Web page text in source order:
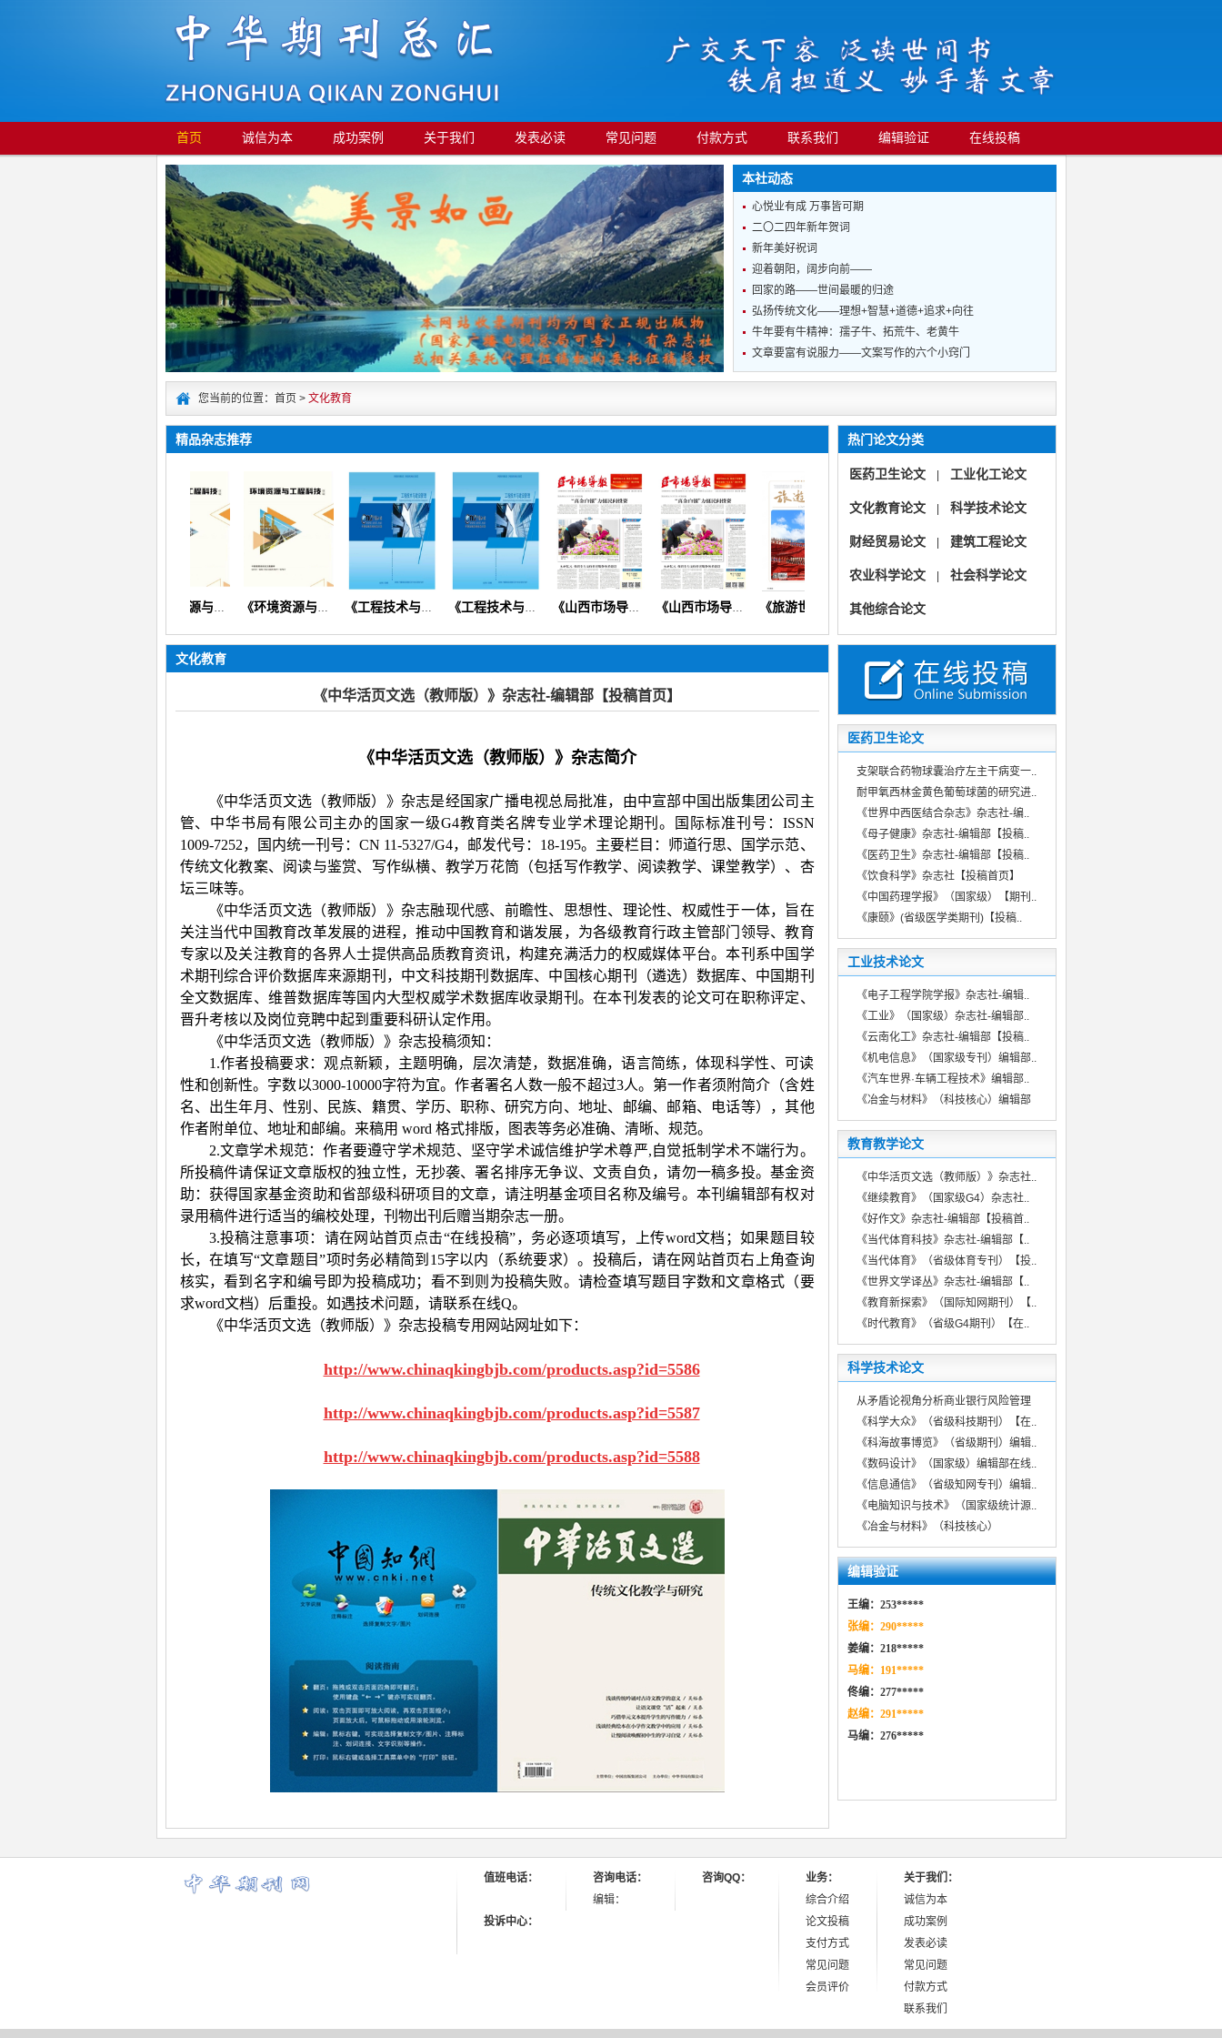
首页 诚信为本 成功案例 关于我们 发表必读 常见问题 付款方式 联系我们 编辑验证 在线投稿
本社动态
心悦业有成 万事皆可期
二〇二四年新年贺词
新年美好祝词
迎着朝阳，阔步向前——
回家的路——世间最暖的归途
弘扬传统文化——理想+智慧+道德+追求+向往
牛年要有牛精神：孺子牛、拓荒牛、老黄牛
文章要富有说服力——文案写作的六个小窍门
您当前的位置：首页 > 文化教育
精品杂志推荐
《环境资源与工程科技论坛》（生态环境矿产地质资源经济） 《环境资源与工程科技论坛》 《工程技术与建设管理》（设计规划预算造价安全质量）【知网会刊】 《工程技术与建设管理》 《山西市场导报》（思政党建教育教学财会经济医学健康科普） 《山西市场导报》 《旅游世界》
文化教育
《中华活页文选（教师版）》杂志社-编辑部【投稿首页】
《中华活页文选（教师版）》杂志简介
《中华活页文选（教师版）》杂志是经国家广播电视总局批准，由中宣部中国出版集团公司主
管、中华书局有限公司主办的国家一级G4教育类名牌专业学术理论期刊。国际标准刊号： ISSN
1009-7252，国内统一刊号： CN 11-5327/G4，邮发代号： 18-195。主要栏目：师道行思、国学示范、
传统文化教案、阅读与鉴赏、写作纵横、教学万花筒（包括写作教学、阅读教学、课堂教学）、杏
坛三味等。
《中华活页文选（教师版）》杂志融现代感、前瞻性、思想性、理论性、权威性于一体，旨在
关注当代中国教育改革发展的进程，推动中国教育和谐发展，为各级教育行政主管部门领导、教育
专家以及关注教育的各界人士提供高品质教育资讯，构建充满活力的权威媒体平台。本刊系中国学
术期刊综合评价数据库来源期刊，中文科技期刊数据库、中国核心期刊（遴选）数据库、中国期刊
全文数据库、维普数据库等国内大型权威学术数据库收录期刊。在本刊发表的论文可在职称评定、
晋升考核以及岗位竞聘中起到重要科研认定作用。
《中华活页文选（教师版）》杂志投稿须知：
1.作者投稿要求：观点新颖，主题明确，层次清楚，数据准确，语言简练，体现科学性、可读
性和创新性。字数以3000-10000字符为宜。作者署名人数一般不超过3人。第一作者须附简介（含姓
名、出生年月、性别、民族、籍贯、学历、职称、研究方向、地址、邮编、邮箱、电话等），其他
作者附单位、地址和邮编。来稿用 word 格式排版，图表等务必准确、清晰、规范。
2.文章学术规范：作者要遵守学术规范、坚守学术诚信维护学术尊严,自觉抵制学术不端行为。
所投稿件请保证文章版权的独立性，无抄袭、署名排序无争议、文责自负，请勿一稿多投。基金资
助：获得国家基金资助和省部级科研项目的文章，请注明基金项目名称及编号。本刊编辑部有权对
录用稿件进行适当的编校处理，刊物出刊后赠当期杂志一册。
3.投稿注意事项：请在网站首页点击“在线投稿”，务必逐项填写，上传word文档；如果题目较
长，在填写“文章题目”项时务必精简到 15字以内（系统要求）。投稿后，请在网站首页右上角查询
核实，看到名字和编号即为投稿成功；看不到则为投稿失败。请检查填写题目字数和文章格式（要
求word文档）后重投。如遇技术问题，请联系在线Q。
《中华活页文选（教师版）》杂志投稿专用网站网址如下：
http://www.chinaqkingbjb.com/products.asp?id=5586
http://www.chinaqkingbjb.com/products.asp?id=5587
http://www.chinaqkingbjb.com/products.asp?id=5588
热门论文分类
医药卫生论文 工业化工论文
文化教育论文 科学技术论文
财经贸易论文 建筑工程论文
农业科学论文 社会科学论文
其他综合论文
医药卫生论文
支架联合药物球囊治疗左主干病变一..
耐甲氧西林金黄色葡萄球菌的研究进..
《世界中西医结合杂志》杂志社-编..
《母子健康》杂志社-编辑部【投稿..
《医药卫生》杂志社-编辑部【投稿..
《饮食科学》杂志社【投稿首页】
《中国药理学报》（国家级）【期刊..
《康颐》(省级医学类期刊)【投稿..
工业技术论文
《电子工程学院学报》杂志社-编辑..
《工业》（国家级）杂志社-编辑部..
《云南化工》杂志社-编辑部【投稿..
《机电信息》（国家级专刊）编辑部..
《汽车世界·车辆工程技术》编辑部..
《冶金与材料》（科技核心）编辑部
教育教学论文
《中华活页文选（教师版）》杂志社..
《继续教育》（国家级G4）杂志社..
《好作文》杂志社-编辑部【投稿首..
《当代体育科技》杂志社-编辑部【..
《当代体育》（省级体育专刊）【投..
《世界文学译丛》杂志社-编辑部【..
《教育新探索》（国际知网期刊）【..
《时代教育》（省级G4期刊）【在..
科学技术论文
从矛盾论视角分析商业银行风险管理
《科学大众》（省级科技期刊）【在..
《科海故事博览》（省级期刊）编辑..
《数码设计》（国家级）编辑部在线..
《信息通信》（省级知网专刊）编辑..
《电脑知识与技术》（国家级统计源..
《冶金与材料》（科技核心）
编辑验证
王编：253*****
张编：290*****
姜编：218*****
马编：191*****
佟编：277*****
赵编：291*****
马编：276*****
值班电话：
投诉中心：
咨询电话：
编辑：
咨询QQ：
业务：
综合介绍
论文投稿
支付方式
常见问题
会员评价
关于我们：
诚信为本
成功案例
发表必读
常见问题
付款方式
联系我们